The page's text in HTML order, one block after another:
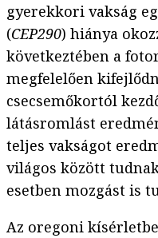
gyerekkori vakság
(CEP290) hiánya
következtében a
megfelelően
csecsemőkortól
látásromlást
teljes vakságot
világos között
esetben mozgást is
Az oregoni